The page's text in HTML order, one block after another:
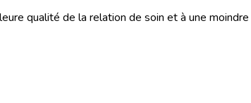
qualité de la relation de soin et à une